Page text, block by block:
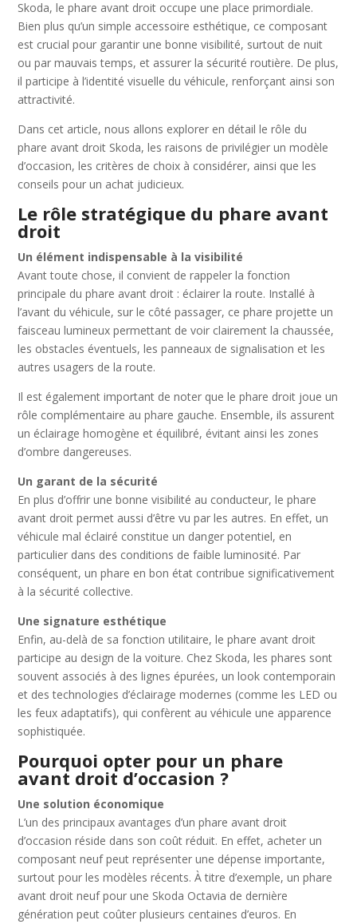
Skoda, le phare avant droit occupe une place primordiale.
Bien plus qu’un simple accessoire esthétique, ce composant
est crucial pour garantir une bonne visibilité, surtout de nuit
ou par mauvais temps, et assurer la sécurité routière. De plus,
il participe à l’identité visuelle du véhicule, renforçant ainsi son
attractivité.
Dans cet article, nous allons explorer en détail le rôle du
phare avant droit Skoda, les raisons de privilégier un modèle
d’occasion, les critères de choix à considérer, ainsi que les
conseils pour un achat judicieux.
Le rôle stratégique du phare avant
droit
Un élément indispensable à la visibilité
Avant toute chose, il convient de rappeler la fonction
principale du phare avant droit : éclairer la route. Installé à
l’avant du véhicule, sur le côté passager, ce phare projette un
faisceau lumineux permettant de voir clairement la chaussée,
les obstacles éventuels, les panneaux de signalisation et les
autres usagers de la route.
Il est également important de noter que le phare droit joue un
rôle complémentaire au phare gauche. Ensemble, ils assurent
un éclairage homogène et équilibré, évitant ainsi les zones
d’ombre dangereuses.
Un garant de la sécurité
En plus d’offrir une bonne visibilité au conducteur, le phare
avant droit permet aussi d’être vu par les autres. En effet, un
véhicule mal éclairé constitue un danger potentiel, en
particulier dans des conditions de faible luminosité. Par
conséquent, un phare en bon état contribue significativement
à la sécurité collective.
Une signature esthétique
Enfin, au-delà de sa fonction utilitaire, le phare avant droit
participe au design de la voiture. Chez Skoda, les phares sont
souvent associés à des lignes épurées, un look contemporain
et des technologies d’éclairage modernes (comme les LED ou
les feux adaptatifs), qui confèrent au véhicule une apparence
sophistiquée.
Pourquoi opter pour un phare
avant droit d’occasion ?
Une solution économique
L’un des principaux avantages d’un phare avant droit
d’occasion réside dans son coût réduit. En effet, acheter un
composant neuf peut représenter une dépense importante,
surtout pour les modèles récents. À titre d’exemple, un phare
avant droit neuf pour une Skoda Octavia de dernière
génération peut coûter plusieurs centaines d’euros. En